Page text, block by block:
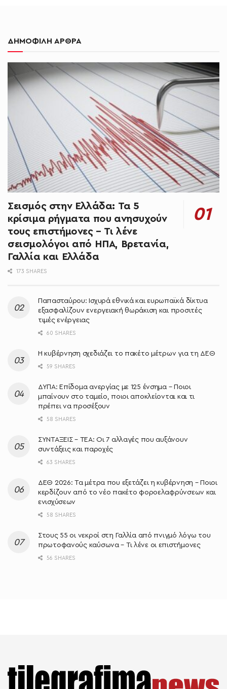
ΔΗΜΟΦΙΛΗ ΑΡΘΡΑ
Σεισμός στην Ελλάδα: Τα 5
κρίσιμα ρήγματα που ανησυχούν
τους επιστήμονες – Τι λένε
σεισμολόγοι από ΗΠΑ, Βρετανία,
Γαλλία και Ελλάδα
173 SHARES
Παπασταύρου: Ισχυρά εθνικά και ευρωπαϊκά δίκτυα
εξασφαλίζουν ενεργειακή θωράκιση και προσιτές
τιμές ενέργειας
60 SHARES
Η κυβέρνηση σχεδιάζει το πακέτο μέτρων για τη ΔΕΘ
59 SHARES
ΔΥΠΑ: Επίδομα ανεργίας με 125 ένσημα – Ποιοι
μπαίνουν στο ταμείο, ποιοι αποκλείονται και τι
πρέπει να προσέξουν
58 SHARES
ΣΥΝΤΑΞΕΙΣ – ΤΕΑ: Οι 7 αλλαγές που αυξάνουν
συντάξεις και παροχές
63 SHARES
ΔΕΘ 2026: Τα μέτρα που εξετάζει η κυβέρνηση – Ποιοι
κερδίζουν από το νέο πακέτο φοροελαφρύνσεων και
ενισχύσεων
58 SHARES
Στους 55 οι νεκροί στη Γαλλία από πνιγμό λόγω του
πρωτοφανούς καύσωνα – Τι λένε οι επιστήμονες
56 SHARES